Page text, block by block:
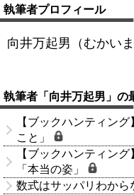
執筆者プロフィール
向井万起男（むかいま
執筆者「向井万起男」の
【ブックハンティン
こと」
【ブックハンティン
「本当の姿」
数式はサッパリわか